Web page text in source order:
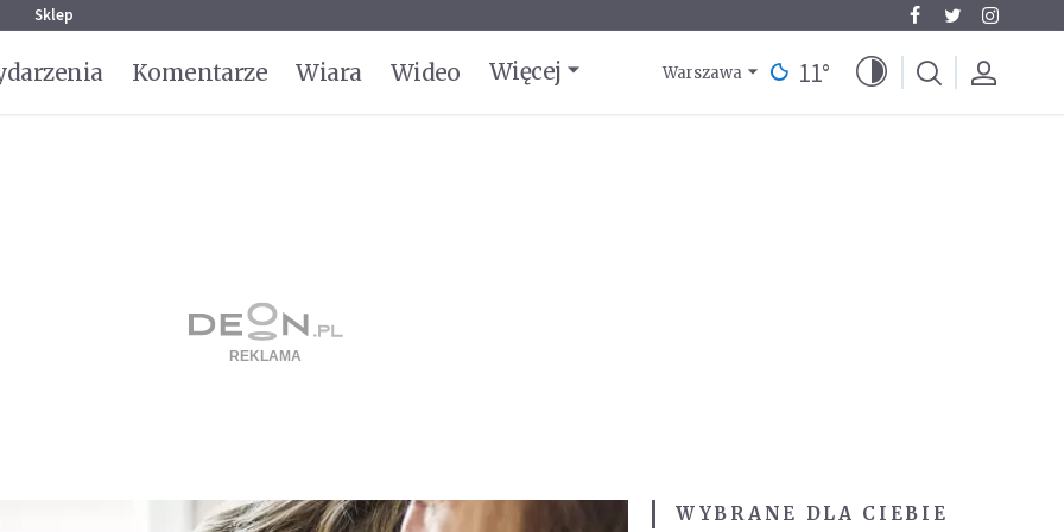
Sklep
Komentarze Wiara Wideo Więcej Warszawa 11°
WYBRANE DLA CIEBIE